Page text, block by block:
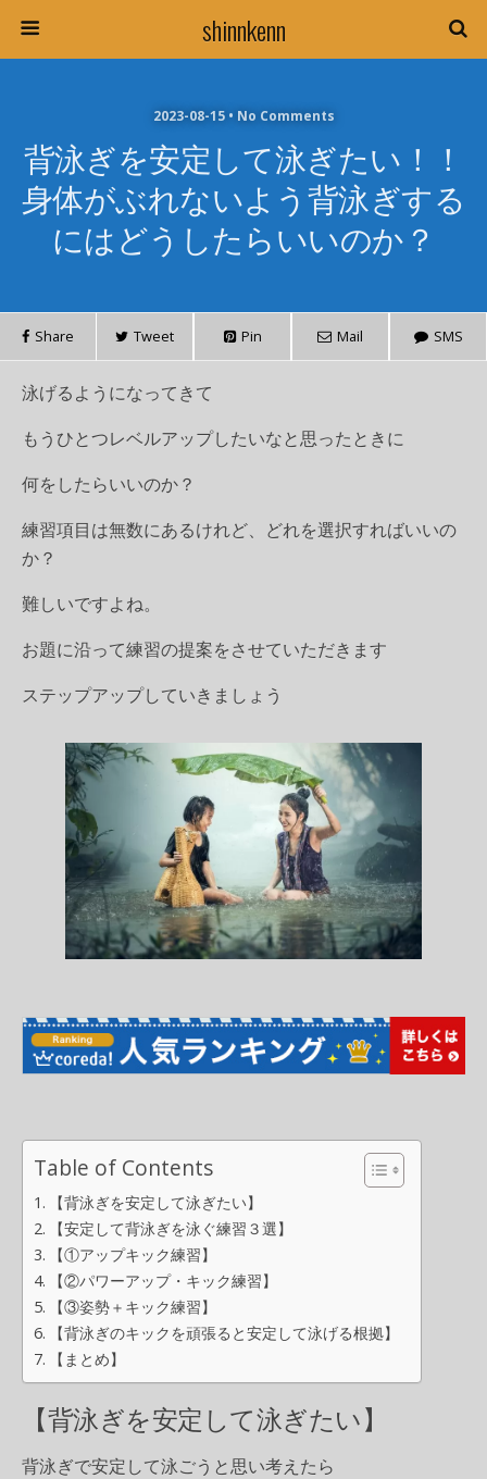
shinnkenn
2023-08-15 • No Comments
背泳ぎを安定して泳ぎたい！！
身体がぶれないよう背泳ぎする
にはどうしたらいいのか？
Share Tweet Pin Mail SMS
泳げるようになってきて
もうひとつレベルアップしたいなと思ったときに
何をしたらいいのか？
練習項目は無数にあるけれど、どれを選択すればいいの
か？
難しいですよね。
お題に沿って練習の提案をさせていただきます
ステップアップしていきましょう
Table of Contents
【背泳ぎを安定して泳ぎたい】
【安定して背泳ぎを泳ぐ練習３選】
【①アップキック練習】
【②パワーアップ・キック練習】
【③姿勢＋キック練習】
【背泳ぎのキックを頑張ると安定して泳げる根拠】
【まとめ】
【背泳ぎを安定して泳ぎたい】
背泳ぎで安定して泳ごうと思い考えたら